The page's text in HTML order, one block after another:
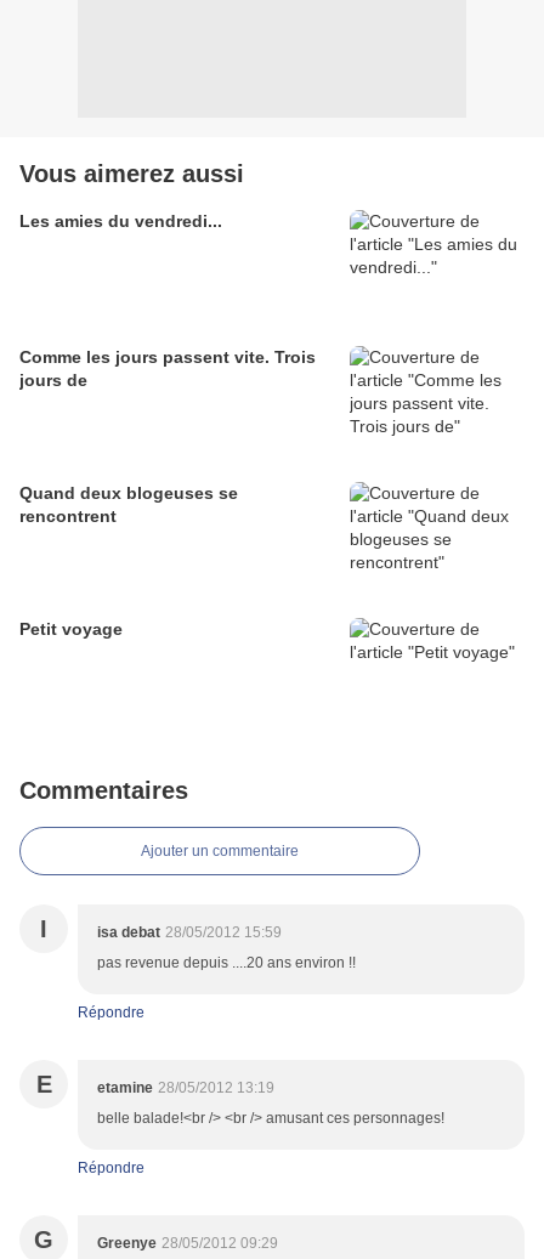
Vous aimerez aussi
Les amies du vendredi...
Comme les jours passent vite. Trois
jours de
Quand deux blogeuses se
rencontrent
Petit voyage
Commentaires
Ajouter un commentaire
I isa debat 28/05/2012 15:59
pas revenue depuis ....20 ans environ !!
Répondre
E etamine 28/05/2012 13:19
belle balade!<br /> <br /> amusant ces personnages!
Répondre
G Greenye 28/05/2012 09:29